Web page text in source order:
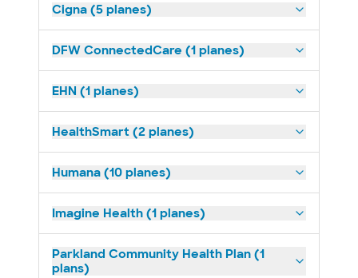
Cigna (5 planes)
DFW ConnectedCare (1 planes)
EHN (1 planes)
HealthSmart (2 planes)
Humana (10 planes)
Imagine Health (1 planes)
Parkland Community Health Plan (1
plans)